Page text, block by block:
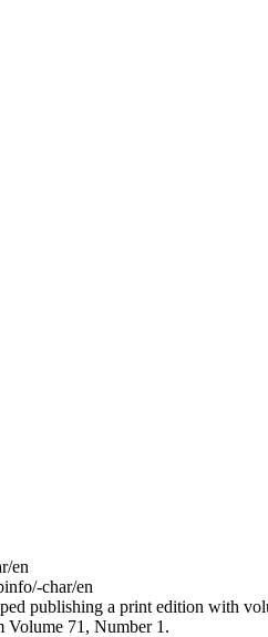
en
char/en
publishing a print edition with
Volume 71, Number 1.